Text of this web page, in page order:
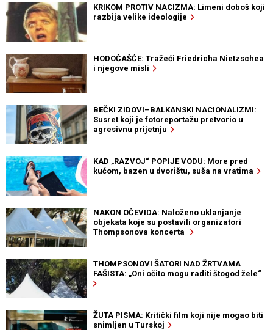
KRIKOM PROTIV NACIZMA: Limeni doboš koji
razbija velike ideologije
HODOČAŠĆE: Tražeći Friedricha Nietzschea
i njegove misli
BEČKI ZIDOVI–BALKANSKI NACIONALIZMI:
Susret koji je fotoreportažu pretvorio u
agresivnu prijetnju
KAD „RAZVOJ“ POPIJE VODU: More pred
kućom, bazen u dvorištu, suša na vratima
NAKON OČEVIDA: Naloženo uklanjanje
objekata koje su postavili organizatori
Thompsonova koncerta
THOMPSONOVI ŠATORI NAD ŽRTVAMA
FAŠISTA: „Oni očito mogu raditi štogod žele“
ŽUTA PISMA: Kritički film koji nije mogao biti
snimljen u Turskoj